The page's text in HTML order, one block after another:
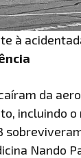
à
da
incluindo
Nando